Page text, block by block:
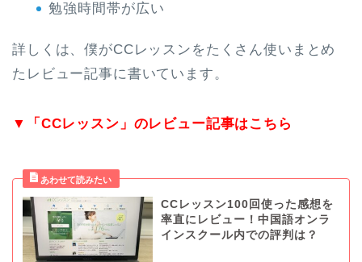
勉強時間帯が広い
詳しくは、僕がCCレッスンをたくさん使いまとめ
たレビュー記事に書いています。
▼「CCレッスン」のレビュー記事はこちら
CCレッスン100回使った感想を
率直にレビュー！中国語オンラ
インスクール内での評判は？